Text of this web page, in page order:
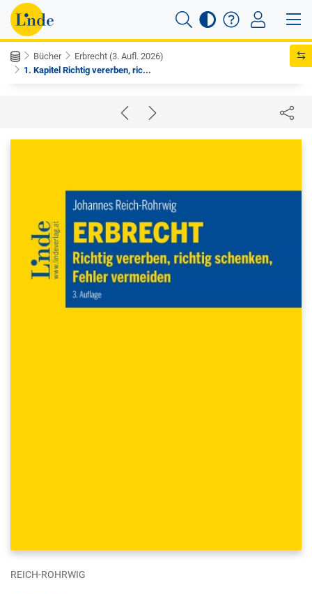
Bücher
Erbrecht (3. Aufl. 2026)
1. Kapitel Richtig vererben, ric...
REICH-ROHRWIG